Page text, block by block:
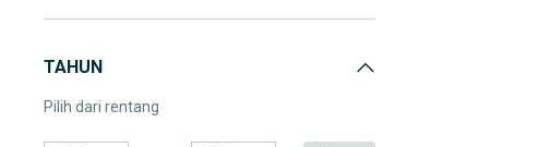
TAHUN
Pilih dari rentang